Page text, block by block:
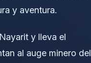
y aventura.
y lleva el
al auge minero del